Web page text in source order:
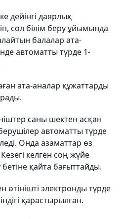
дейінгі даярлық
сол білім беру ұйымында
балалар ата-
автоматты түрде 1-
ата-аналар құжаттарды
саны шектен асқан
автоматты түрде
Онда азаматтар өз
келген соң жүйе
қайта бағыттайды.
өтінішті электронды түрде
қарастырылған.